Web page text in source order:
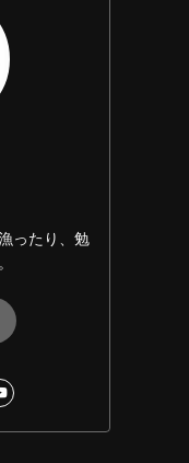
ったり、勉